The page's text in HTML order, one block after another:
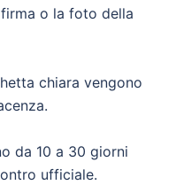
o la foto della
chiara vengono
da 10 a 30 giorni
ufficiale.